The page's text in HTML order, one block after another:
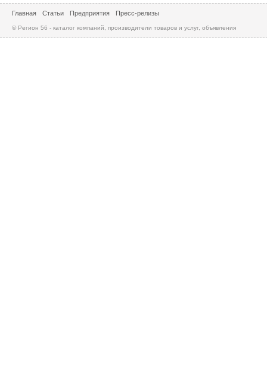
Главная Статьи Предприятия Пресс-релизы
© Регион 56 - каталог компаний, производители товаров и услуг, объявления